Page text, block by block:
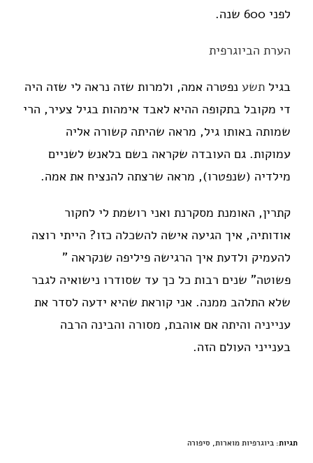
לפני 600 שנה.
הערת הביוגרפית
בגילתשע נפטרה אמה, ולמרות שזה נראה לי שזה היה
די מקובל בתקופה ההיא לאבד אימהות בגיל צעיר, הרי
שמותה באותו גיל, מראה שהיתה קשורה אליה
עמוקות. גם העובדה שקראה בשם בלאנש לשניים
מילדיה (שנפטרו), מראה שרצתה להנציח את אמה.
קתרין, האומנת מסקרנת ואני רושמת לי לחקור
אודותיה, איך הגיעה אישה להשכלה כזו? הייתי רוצה
להעמיק ולדעת איך הרגישה פיליפה שנקראה "
פשוטה" שנים רבות כל כך עד שסודרו נישואיה לגבר
שלא התלהב ממנה. אני קוראת שהיא ידעה לסדר את
ענייניה והיתה אם אוהבת, מסורה והבינה הרבה
בענייני העולם הזה.
תגיות:ביוגרפיות מוארות, סיפורה